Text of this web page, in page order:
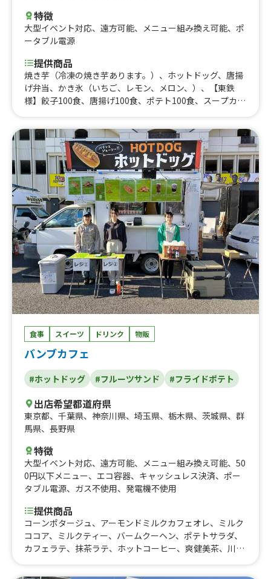
特徴
大型イベント対応、 遠方可能、 メニュー組み換え可能、 ポ
ータブル電源
提供商品
焼き芋（冷凍の焼き芋あります。）、ホットドッグ、唐揚
げ弁当、かき氷（いちご、レモン、メロン、）、【東鉄
様】餃子100食、唐揚げ100食、ポテト100食、スープカレ
フランク、フライドポテト、ドリンク,、ドリンク,、冷凍
シフォンケーキ、チョコバナナ、林檎飴
食事 スイーツ ドリンク 物販
バンブカフェ
#ホットドッグ #フルーツサンド #フライドポテト
出店希望都道府県
東京都、 千葉県、 神奈川県、 埼玉県、 栃木県、 茨城県、 群
馬県、 長野県
特徴
大型イベント対応、 遠方可能、 メニュー組み換え可能、 50
0円以下メニュー、 エコ容器、 キャッシュレス決済、 ポー
タブル電源、 ガス不使用、 発電機不使用
提供商品
コーンポタージュ、アーモンドミルクカフェオレ、ミルク
ココア、ミルクティー、バームクーヘン、ポテトサラダ、
カフェラテ、抹茶ラテ、ホットコーヒー、爽健美茶、川場